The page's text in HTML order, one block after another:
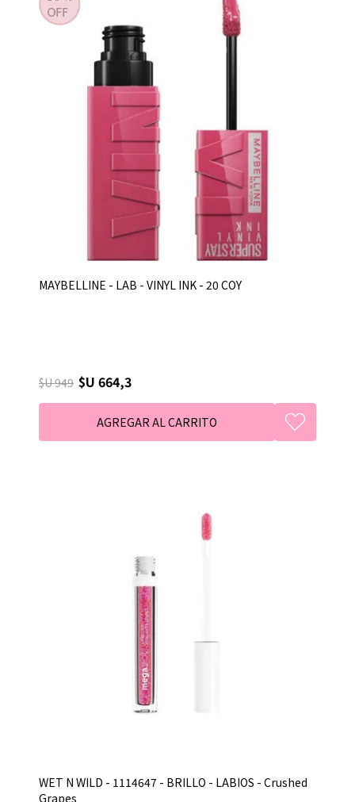
MAYBELLINE - LAB - VINYL INK - 20 COY
$U 949 $U 664,3
WET N WILD - 1114647 - BRILLO - LABIOS - Crushed
Grapes